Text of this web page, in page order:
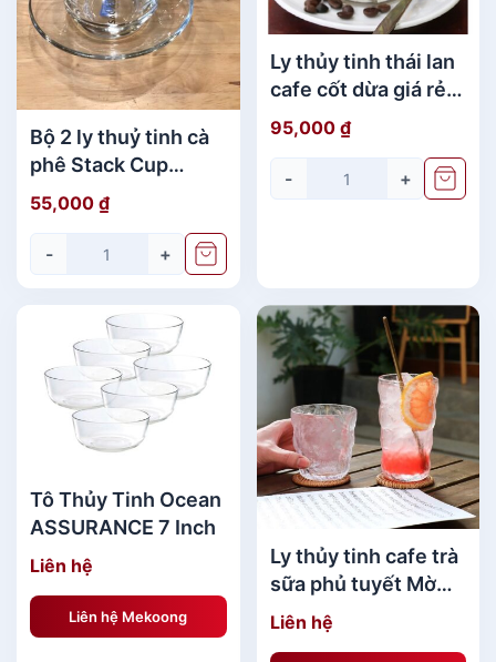
Bộ 2 ly thuỷ tinh cà
phê Stack Cup
OCEAN chính hãng
55,000 ₫
- +
Ly thủy tinh thái lan
cafe cốt dừa giá rẻ
(306ml)
95,000 ₫
- +
Tô Thủy Tinh Ocean
ASSURANCE 7 Inch
Liên hệ
Liên hệ Mekoong
Ly thủy tinh cafe trà
sữa phủ tuyết Mờ
ICE Nhật Bản
Liên hệ